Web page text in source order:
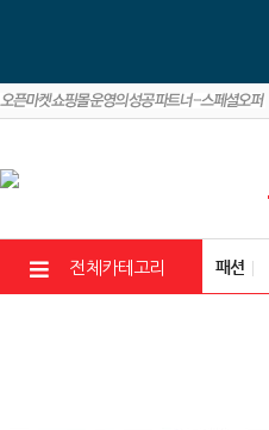
전체카테고리 패션